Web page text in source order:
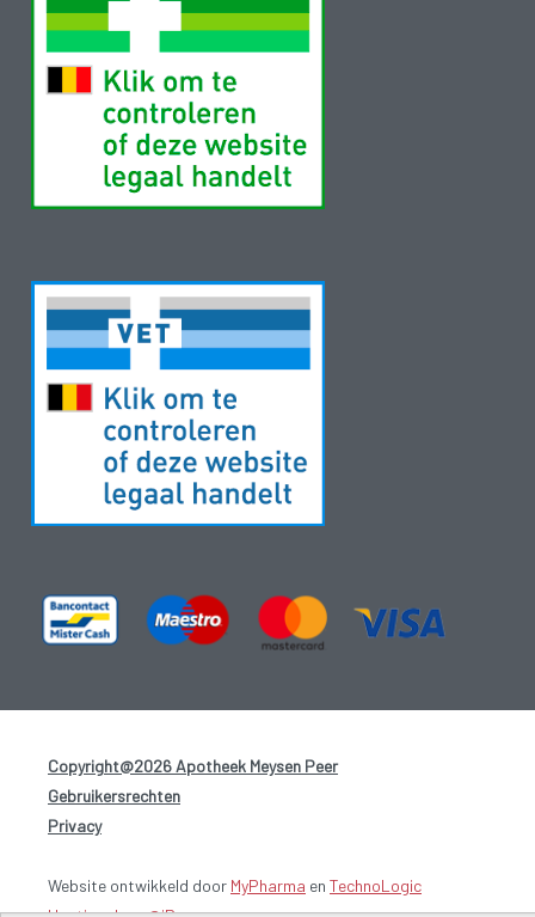
Copyright@2026 Apotheek Meysen Peer
Gebruikersrechten
Privacy-
Website ontwikkeld door MyPharma en TechnoLogic